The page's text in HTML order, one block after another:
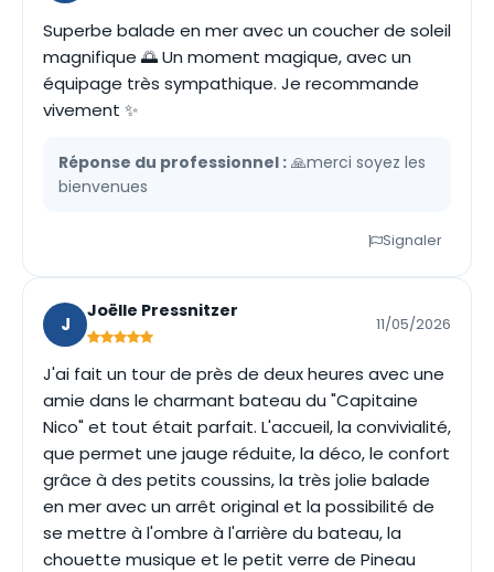
Superbe balade en mer avec un coucher de soleil
magnifique 🌅 Un moment magique, avec un
équipage très sympathique. Je recommande
vivement ✨
Réponse du professionnel : 🙏merci soyez les
bienvenues
Signaler
J
Joëlle Pressnitzer
11/05/2026
J'ai fait un tour de près de deux heures avec une
amie dans le charmant bateau du "Capitaine
Nico" et tout était parfait. L'accueil, la convivialité,
que permet une jauge réduite, la déco, le confort
grâce à des petits coussins, la très jolie balade
en mer avec un arrêt original et la possibilité de
se mettre à l'ombre à l'arrière du bateau, la
chouette musique et le petit verre de Pineau